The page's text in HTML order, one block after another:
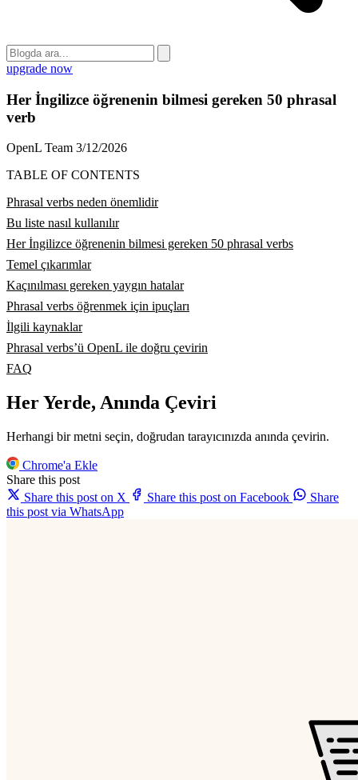
upgrade now
Her İngilizce öğrenenin bilmesi gereken 50 phrasal
verb
OpenL Team 3/12/2026
TABLE OF CONTENTS
Phrasal verbs neden önemlidir
Bu liste nasıl kullanılır
Her İngilizce öğrenenin bilmesi gereken 50 phrasal verbs
Temel çıkarımlar
Kaçınılması gereken yaygın hatalar
Phrasal verbs öğrenmek için ipuçları
İlgili kaynaklar
Phrasal verbs’ü OpenL ile doğru çevirin
FAQ
Her Yerde, Anında Çeviri
Herhangi bir metni seçin, doğrudan tarayıcınızda anında çevirin.
Chrome'a Ekle
Share this post
Share this post on X
Share this post on Facebook
Share
this post via WhatsApp